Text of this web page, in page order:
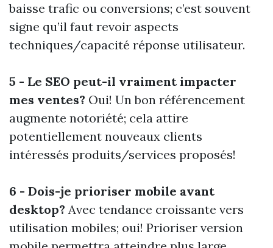
baisse trafic ou conversions; c’est souvent
signe qu’il faut revoir aspects
techniques/capacité réponse utilisateur.
5 - Le SEO peut-il vraiment impacter
mes ventes? Oui! Un bon référencement
augmente notoriété; cela attire
potentiellement nouveaux clients
intéressés produits/services proposés!
6 - Dois-je prioriser mobile avant
desktop? Avec tendance croissante vers
utilisation mobiles; oui! Prioriser version